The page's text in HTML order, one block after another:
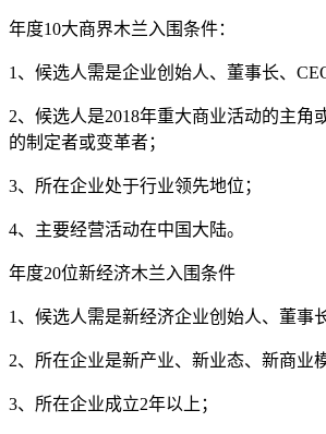
年度10大商界木兰入围条件：
1、候选人需是企业创始人、董事长、
2、候选人是2018年重大商业活动的主角
的制定者或变革者；
3、所在企业处于行业领先地位；
4、主要经营活动在中国大陆。
年度20位新经济木兰入围条件
1、候选人需是新经济企业创始人、董事
2、所在企业是新产业、新业态、新商业
3、所在企业成立2年以上；